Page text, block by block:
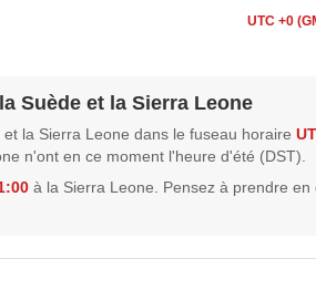
UTC +0
Suède et la Sierra Leone
et la Sierra Leone dans le fuseau horaire
n'ont en ce moment l'heure d'été (DST).
à la Sierra Leone. Pensez à prendre